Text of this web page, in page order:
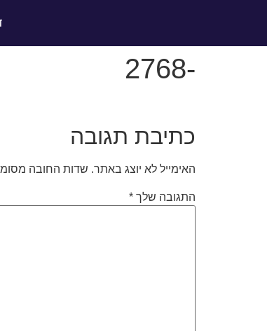
-2768
כתיבת תגובה
האימייל לא יוצג באתר. שדות החובה
התגובה שלך *